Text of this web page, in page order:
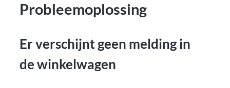
Probleemoplossing
Er verschijnt geen melding in
de winkelwagen